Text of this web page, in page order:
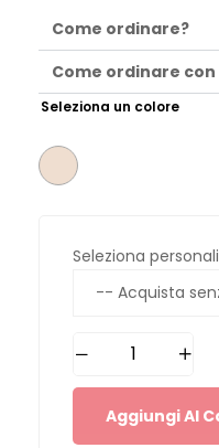
Come ordinare?
Come ordinare
Seleziona un colore
Seleziona
Aggiungi Al